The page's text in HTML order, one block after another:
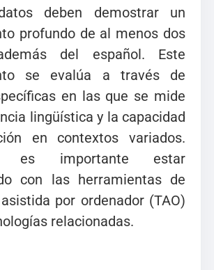
deben demostrar un
profundo de al menos dos
del español. Este
se evalúa a través de
en las que se mide
lingüística y la capacidad
en contextos variados.
es importante estar
con las herramientas de
por ordenador (TAO)
relacionadas.